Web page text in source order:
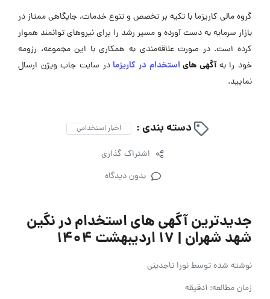
گروه مالی کاریزما با تکیه بر تخصص و تنوع خدمات، جایگاهی ممتاز در
بازار سرمایه به دست آورده و مسیر رشد را برای نیروهای توانمند هموار
کرده است. در صورت علاقه‌مندی به همکاری با این مجموعه، رزومه
خود را بهآگهی ‌هایاستخدام در کاریزمادر سایت جاب ویژن ارسال
نمایید.
دسته بندی : اخبار استخدامی
اشتراک گذاری
بدون دیدگاه
جدیدترین آگهی های استخدام در نگین
شهد شهران | 17 اردیبهشت 1404
نوشته شده توسطنورا تاجدینی
زمان مطالعه: 1دقیقه